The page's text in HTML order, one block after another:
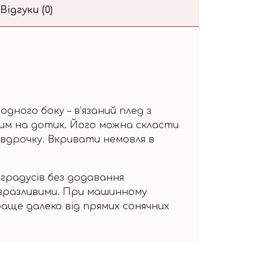
Відгуки (0)
боку – в’язаний плед з
на дотик. Його можна скласти
Вкривати немовля в
без додавання
вразливими. При машинному
далеко від прямих сонячних